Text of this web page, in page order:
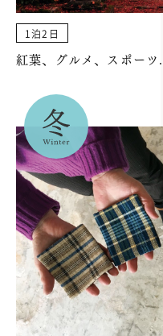
1泊2日
紅葉、グルメ、スポー